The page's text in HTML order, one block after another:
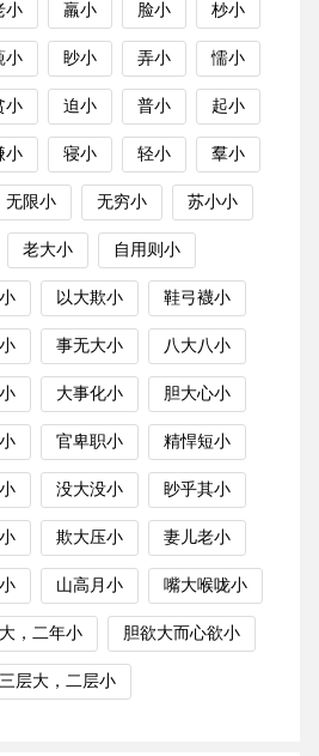
小 羸小 脸小 杪小
小 眇小 弄小 懦小
小 迫小 普小 起小
小 寝小 轻小 羣小
无限小 无穷小 苏小小
老大小 自用则小
以大欺小 鞋弓襪小
事无大小 八大八小
大事化小 胆大心小
官卑职小 精悍短小
没大没小 眇乎其小
欺大压小 妻儿老小
山高月小 嘴大喉咙小
，二年小 胆欲大而心欲小
三层大，二层小